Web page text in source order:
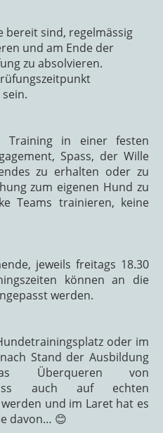
bereit sind, regelmässig
und am Ende der
zu absolvieren.
Training in einer festen
Spass, der Wille
zu erhalten oder zu
zum eigenen Hund zu
Teams trainieren, keine
jeweils freitags 18.30
können an die
werden.
oder im
Stand der Ausbildung
Überqueren von
auch auf echten
und im Laret hat es
davon… 😊